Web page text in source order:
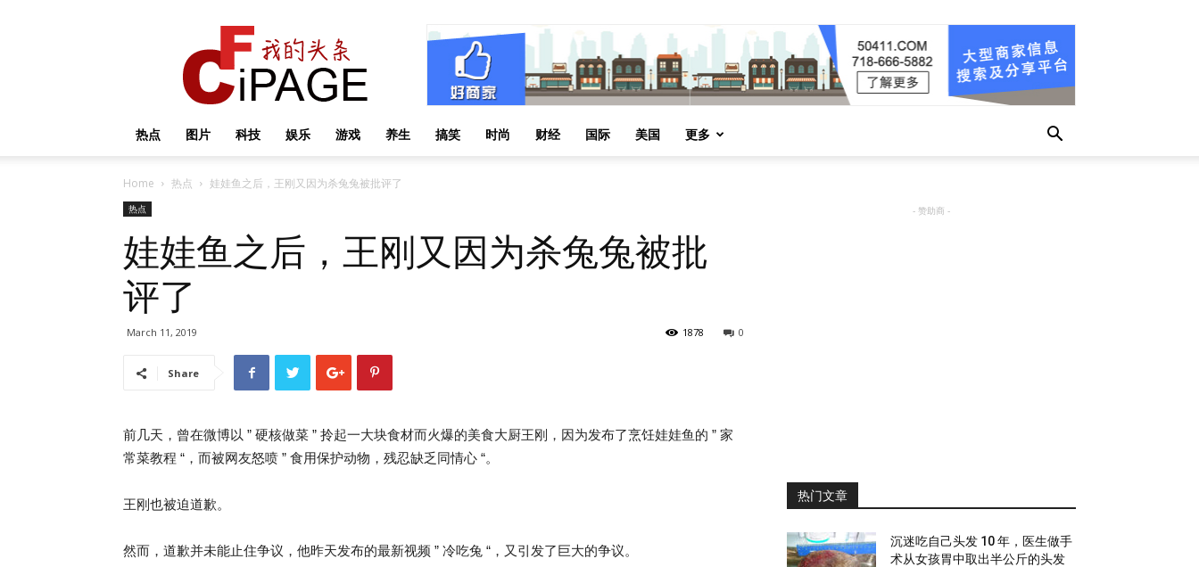
热点 图片 科技 娱乐 游戏 养生 搞笑 时尚 财经 国际 美国 更多
Home 热点 娃娃鱼之后，王刚又因为杀兔兔被批评了
热点
娃娃鱼之后，王刚又因为杀兔兔被批
评了
March 11, 2019 0
1878
Share
前几天，曾在微博以 ” 硬核做菜 ” 拎起一大块食材而火爆的美食大厨王刚，因为发布了烹饪娃娃鱼的 ” 家
常菜教程 “，而被网友怒喷 ” 食用保护动物，残忍缺乏同情心 “。
王刚也被迫道歉。
然而，道歉并未能止住争议，他昨天发布的最新视频 ” 冷吃兔 “，又引发了巨大的争议。
- 赞助商 -
热门文章
沉迷吃自己头发 10 年，医生做手
术从女孩胃中取出半公斤的头发